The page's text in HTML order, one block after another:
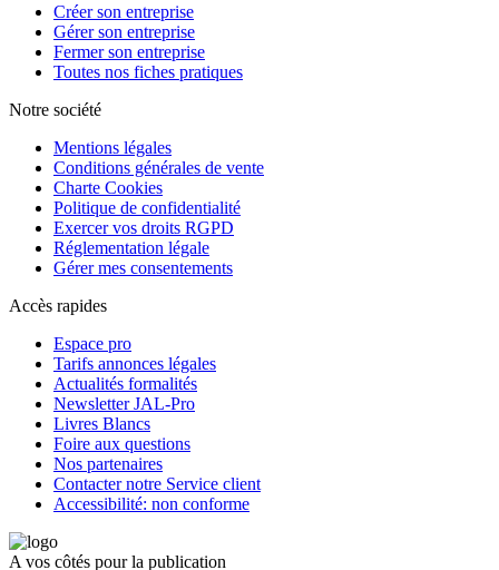
Créer son entreprise
Gérer son entreprise
Fermer son entreprise
Toutes nos fiches pratiques
Notre société
Mentions légales
Conditions générales de vente
Charte Cookies
Politique de confidentialité
Exercer vos droits RGPD
Réglementation légale
Gérer mes consentements
Accès rapides
Espace pro
Tarifs annonces légales
Actualités formalités
Newsletter JAL-Pro
Livres Blancs
Foire aux questions
Nos partenaires
Contacter notre Service client
Accessibilité: non conforme
A vos côtés pour la publication